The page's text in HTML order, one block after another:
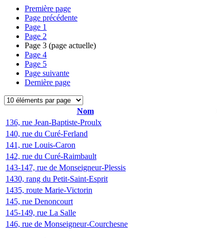
Première page
Page précédente
Page 1
Page 2
Page 3 (page actuelle)
Page 4
Page 5
Page suivante
Dernière page
Nom
136, rue Jean-Baptiste-Proulx
140, rue du Curé-Ferland
141, rue Louis-Caron
142, rue du Curé-Raimbault
143-147, rue de Monseigneur-Plessis
1430, rang du Petit-Saint-Esprit
1435, route Marie-Victorin
145, rue Denoncourt
145-149, rue La Salle
146, rue de Monseigneur-Courchesne